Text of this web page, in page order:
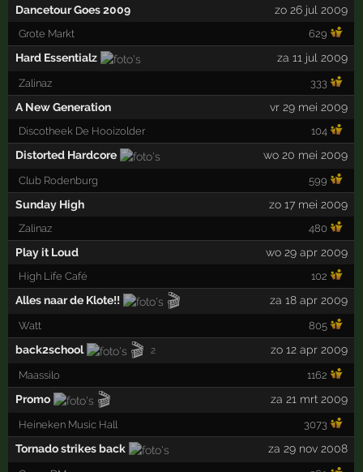
Dancetour Goes 2009 zo 26 jul 2009
Grote Markt 629
Hard Essentialz za 11 jul 2009
Zalinaz 333
A New Generation vr 29 mei 2009
Discotheek De Hooizolder 104
Distorted Hardcore wo 20 mei 2009
Club Rodenburg 599
Sunday High zo 17 mei 2009
Zalinaz 480
Play it Loud wo 29 apr 2009
High Life Café 102
Alles naar de Klote!! 🎬 za 18 apr 2009
Watt 805
back2school 🎬 2 zo 12 apr 2009
Maassilo 1162
Promo 🎬 za 21 mrt 2009
Heineken Music Hall 3073
Tornado strikes back za 29 nov 2008